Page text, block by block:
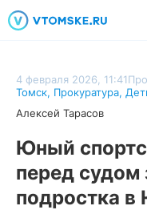
4 февраля 2026, 11:41
Томск, Прокуратура,
Алексей Тарасов
Юный
перед судом
подростка